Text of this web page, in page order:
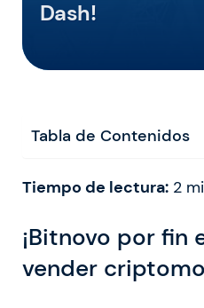
Dash!
Tabla de Contenidos
Tiempo de lectura: 2
¡Bitnovo por fin
vender